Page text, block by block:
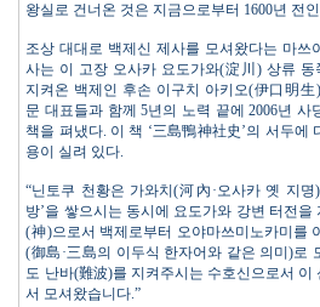
왕실로 건너온 것은 지금으로부터 1600년 전
조상 대대로 백제신 제사를 모셔왔다는 마쓰
사는 이 고장 오사카 요도가와(淀川) 상류 동
지켜온 백제인 후손 이구치 아키오(伊口明
문 대표들과 함께 5년의 노력 끝에 2006년 사
책을 펴냈다. 이 책 ‘三島鴨神社史’의 서두에
용이 실려 있다.
“닌토쿠 천황은 가와치(河內·오사카 옛 지명)
방’을 쌓으시는 동시에 요도가와 강변 터전을
(神)으로서 백제로부터 오야마쓰미노카미를
(御島·三島의 이두식 한자어와 같은 의미)로
도 난바(難波)를 지켜주시는 수호신으로서 이
서 모셔왔습니다.”